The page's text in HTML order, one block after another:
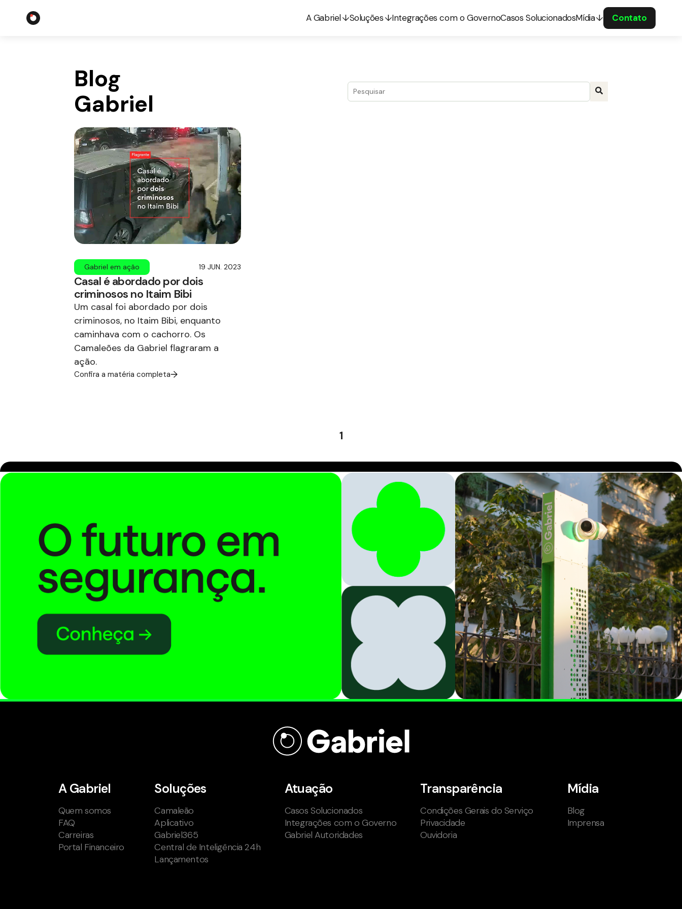
A Gabriel Soluções Integrações com o GovernoCasos SolucionadosMídia Contato
Blog
Gabriel
Este é um campo de pesquisa com recurso de sugestão automática incluído.
Gabriel em ação 19 JUN. 2023
Casal é abordado por dois
criminosos no Itaim Bibi
Um casal foi abordado por dois
criminosos, no Itaim Bibi, enquanto
caminhava com o cachorro. Os
Camaleões da Gabriel flagraram a
ação.
Confira a matéria completa
1
A Gabriel
Quem somos
FAQ
Carreiras
Portal Financeiro
Soluções
Camaleão
Aplicativo
Gabriel365
Central de Inteligência 24h
Lançamentos
Atuação
Casos Solucionados
Integrações com o Governo
Gabriel Autoridades
Transparência
Condições Gerais do Serviço
Privacidade
Ouvidoria
Mídia
Blog
Imprensa